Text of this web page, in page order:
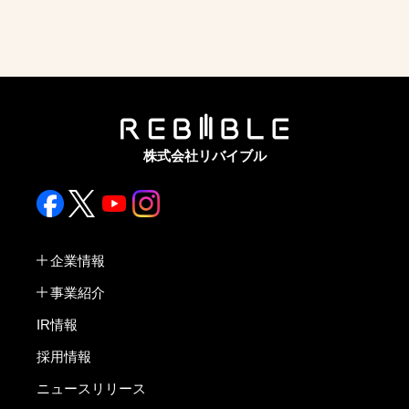
株式会社リバイブル
企業情報
事業紹介
IR情報
採用情報
ニュースリリース